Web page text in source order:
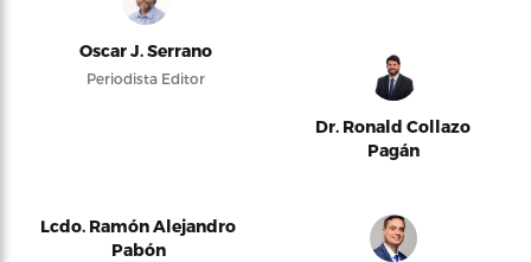
Oscar J. Serrano
Periodista Editor
Dr. Ronald Collazo
Pagán
Lcdo. Ramón Alejandro
Pabón